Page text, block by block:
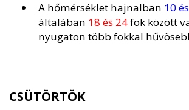
A hőmérséklet hajnalban 10
általában 18 és 24fok között
nyugaton több fokkal
CSÜTÖRTÖK